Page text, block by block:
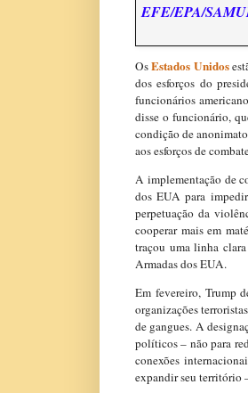
EFE/EPA/
OsEstados Unidos
dos esforços do
funcionários
disse o funcionário,
condição de
aos esforços de
A implementação de
dos EUA para
perpetuação da
cooperar mais em
traçou uma linha
Armadas dos EUA.
Em fevereiro, Trump
organizações
de gangues. A
políticos – não para
conexões
expandir seu território